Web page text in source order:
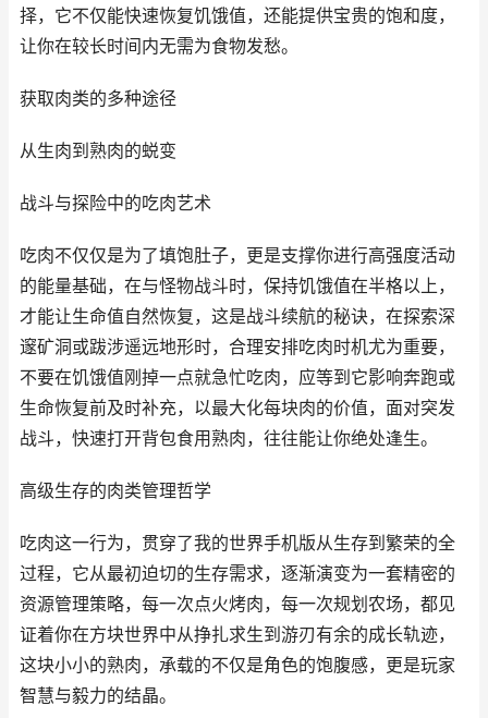
择，它不仅能快速恢复饥饿值，还能提供宝贵的饱和度，
让你在较长时间内无需为食物发愁。
获取肉类的多种途径
从生肉到熟肉的蜕变
战斗与探险中的吃肉艺术
吃肉不仅仅是为了填饱肚子，更是支撑你进行高强度活动
的能量基础，在与怪物战斗时，保持饥饿值在半格以上，
才能让生命值自然恢复，这是战斗续航的秘诀，在探索深
邃矿洞或跋涉遥远地形时，合理安排吃肉时机尤为重要，
不要在饥饿值刚掉一点就急忙吃肉，应等到它影响奔跑或
生命恢复前及时补充，以最大化每块肉的价值，面对突发
战斗，快速打开背包食用熟肉，往往能让你绝处逢生。
高级生存的肉类管理哲学
吃肉这一行为，贯穿了我的世界手机版从生存到繁荣的全
过程，它从最初迫切的生存需求，逐渐演变为一套精密的
资源管理策略，每一次点火烤肉，每一次规划农场，都见
证着你在方块世界中从挣扎求生到游刃有余的成长轨迹，
这块小小的熟肉，承载的不仅是角色的饱腹感，更是玩家
智慧与毅力的结晶。